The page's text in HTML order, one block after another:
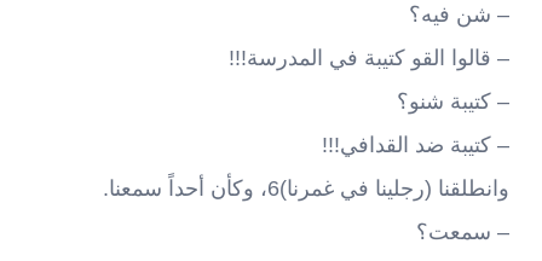
– شن فيه؟
– قالوا القو كتيبة في المدرسة!!!
– كتيبة شنو؟
– كتيبة ضد القدافي!!!
وانطلقنا (رجلينا في غمرنا)6، وكأن أحداً سمعنا.
– سمعت؟